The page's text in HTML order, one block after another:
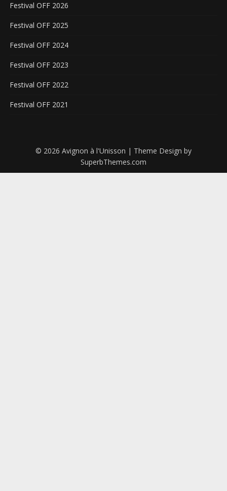
Festival OFF 2026
Festival OFF 2025
Festival OFF 2024
Festival OFF 2023
Festival OFF 2022
Festival OFF 2021
© 2026 Avignon à l'Unisson | Theme Design by
SuperbThemes.com